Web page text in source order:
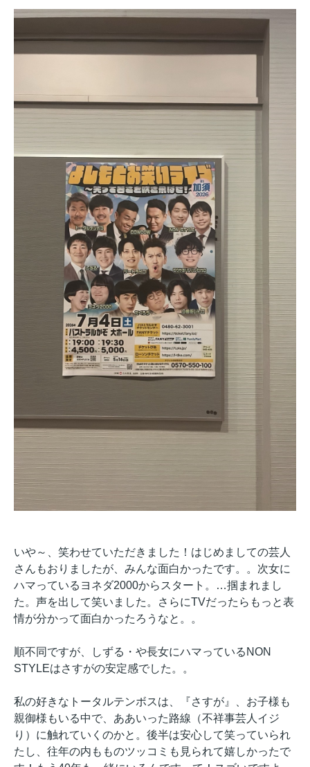
いや～、笑わせていただきました！はじめましての芸人
さんもおりましたが、みんな面白かったです。。次女に
ハマっているヨネダ2000からスタート。…掴まれまし
た。声を出して笑いました。さらにTVだったらもっと表
情が分かって面白かったろうなと。。
順不同ですが、しずる・や長女にハマっているNON
STYLEはさすがの安定感でした。。
私の好きなトータルテンボスは、『さすが』、お子様も
親御様もいる中で、ああいった路線（不祥事芸人イジ
り）に触れていくのかと。後半は安心して笑っていられ
たし、往年の内もものツッコミも見られて嬉しかったで